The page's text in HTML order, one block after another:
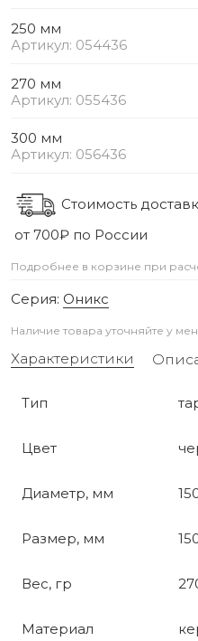
250 мм
Артикул: 054436
270 мм
Артикул: 055436
300 мм
Артикул: 056436
Стоимость
от 700₽ по России
Подробнее в корзине при
Серия: Оникс
Наличие товара уточняйте у
Характеристики
Тип
Цвет
Диаметр, мм
Размер, мм
Вес, гр
Материал